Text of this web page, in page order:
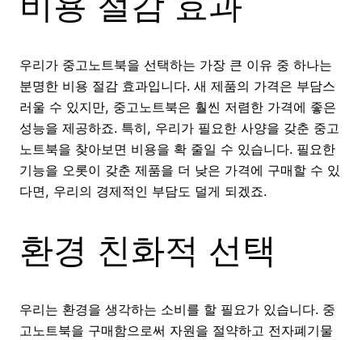
우리가 중고노트북을 선택하는 가장 큰 이유 중 하나는
분명한 비용 절감 효과입니다. 새 제품의 가격은 부담스
러울 수 있지만, 중고노트북은 훨씬 저렴한 가격에 좋은
성능을 제공하죠. 특히, 우리가 필요한 사양을 갖춘 중고
노트북을 찾아보면 비용을 확 줄일 수 있습니다. 필요한
기능을 오롯이 갖춘 제품을 더 낮은 가격에 구매할 수 있
다면, 우리의 경제적인 부담도 덜게 되겠죠.
환경 친화적 선택
우리는 환경을 생각하는 소비를 할 필요가 있습니다. 중
고노트북을 구매함으로써 자원을 절약하고 전자폐기물